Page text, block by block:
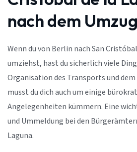
nach dem Umzug
Wenn du von Berlin nach San
umziehst, hast du sicherlich viele
Organisation des Transports und
musst du dich auch um einige
Angelegenheiten kümmern. Eine
und Ummeldung bei den
Laguna.